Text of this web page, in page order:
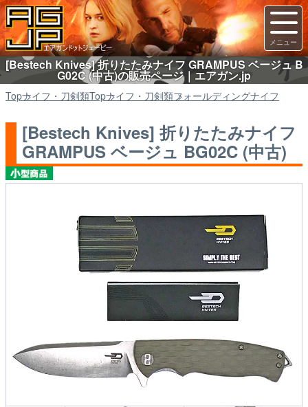
[Bestech Knives] 折りたたみナイフ GRAMPUS ベージュ B
G02C (中古)の販売ページ｜エアガン.jp
Topナイフ・刀剣類Topナイフ・刀剣類フォールディングナイフ
[Bestech Knives] 折りたたみナイフ
GRAMPUS ベージュ BG02C (中古)